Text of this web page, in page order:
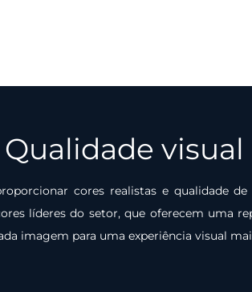
Qualidade
cores realistas e qualidade
líderes do setor, que oferecem uma
imagem para uma experiência visual